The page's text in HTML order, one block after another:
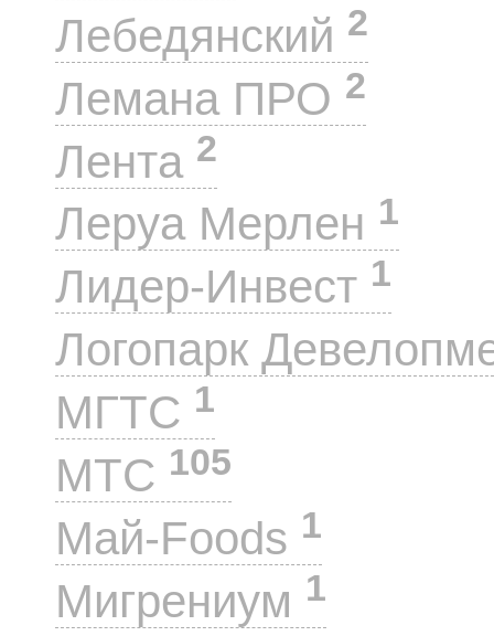
Лебедянский 2
Лемана ПРО 2
Лента 2
Леруа Мерлен 1
Лидер-Инвест 1
Логопарк
МГТС 1
МТС 105
Май-Foods 1
Мигрениум 1